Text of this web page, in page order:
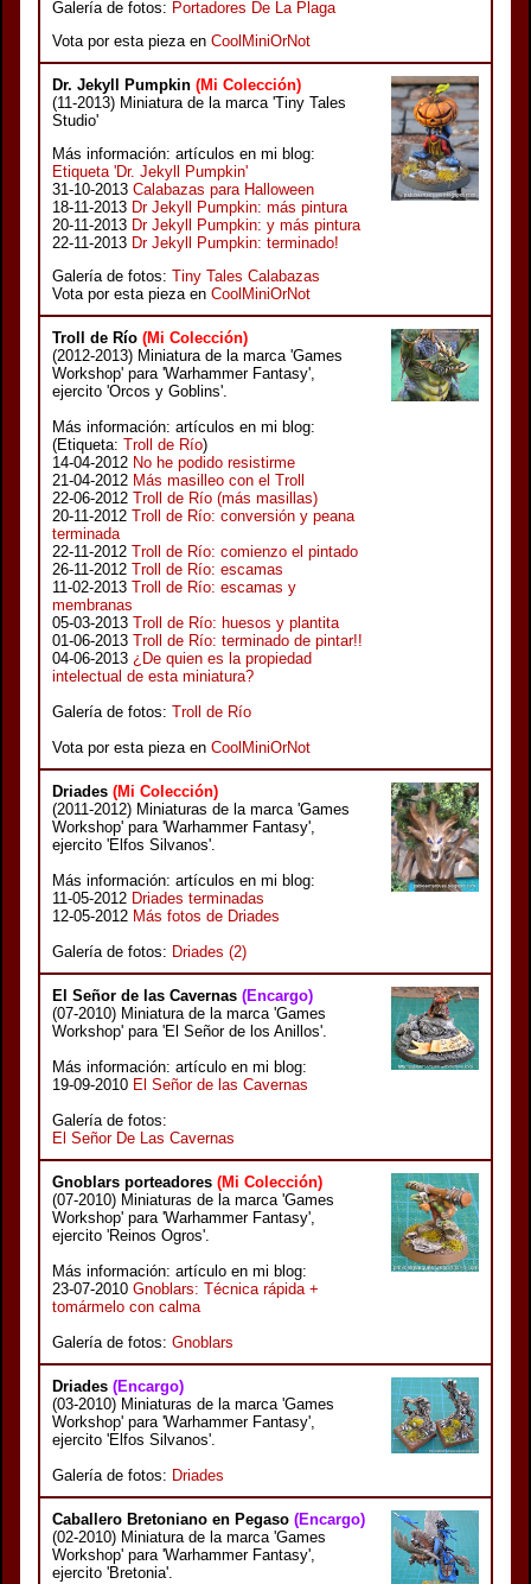
Galería de fotos: Portadores De La Plaga
Vota por esta pieza en CoolMiniOrNot
Dr. Jekyll Pumpkin (Mi Colección)
(11-2013) Miniatura de la marca 'Tiny Tales
Studio'
Más información: artículos en mi blog:
Etiqueta 'Dr. Jekyll Pumpkin'
31-10-2013 Calabazas para Halloween
18-11-2013 Dr Jekyll Pumpkin: más pintura
20-11-2013 Dr Jekyll Pumpkin: y más pintura
22-11-2013 Dr Jekyll Pumpkin: terminado!
Galería de fotos: Tiny Tales Calabazas
Vota por esta pieza en CoolMiniOrNot
Troll de Río (Mi Colección)
(2012-2013) Miniatura de la marca 'Games
Workshop' para 'Warhammer Fantasy',
ejercito 'Orcos y Goblins'.
Más información: artículos en mi blog:
(Etiqueta: Troll de Río)
14-04-2012 No he podido resistirme
21-04-2012 Más masilleo con el Troll
22-06-2012 Troll de Río (más masillas)
20-11-2012 Troll de Río: conversión y peana
terminada
22-11-2012 Troll de Río: comienzo el pintado
26-11-2012 Troll de Río: escamas
11-02-2013 Troll de Río: escamas y
membranas
05-03-2013 Troll de Río: huesos y plantita
01-06-2013 Troll de Río: terminado de pintar!!
04-06-2013 ¿De quien es la propiedad
intelectual de esta miniatura?
Galería de fotos: Troll de Río
Vota por esta pieza en CoolMiniOrNot
Driades (Mi Colección)
(2011-2012) Miniaturas de la marca 'Games
Workshop' para 'Warhammer Fantasy',
ejercito 'Elfos Silvanos'.
Más información: artículos en mi blog:
11-05-2012 Driades terminadas
12-05-2012 Más fotos de Driades
Galería de fotos: Driades (2)
El Señor de las Cavernas (Encargo)
(07-2010) Miniatura de la marca 'Games
Workshop' para 'El Señor de los Anillos'.
Más información: artículo en mi blog:
19-09-2010 El Señor de las Cavernas
Galería de fotos:
El Señor De Las Cavernas
Gnoblars porteadores (Mi Colección)
(07-2010) Miniaturas de la marca 'Games
Workshop' para 'Warhammer Fantasy',
ejercito 'Reinos Ogros'.
Más información: artículo en mi blog:
23-07-2010 Gnoblars: Técnica rápida +
tomármelo con calma
Galería de fotos: Gnoblars
Driades (Encargo)
(03-2010) Miniaturas de la marca 'Games
Workshop' para 'Warhammer Fantasy',
ejercito 'Elfos Silvanos'.
Galería de fotos: Driades
Caballero Bretoniano en Pegaso (Encargo)
(02-2010) Miniatura de la marca 'Games
Workshop' para 'Warhammer Fantasy',
ejercito 'Bretonia'.